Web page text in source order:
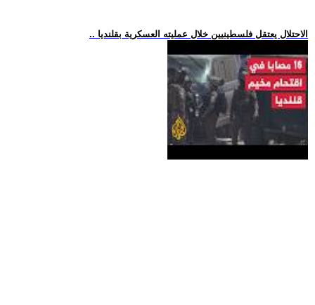
.. الاحتلال يعتقل فلسطينيين خلال عمليته العسكرية بقلنديا